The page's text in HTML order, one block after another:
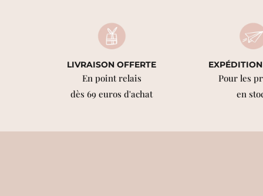
LIVRAISON OFFERTE
En point relais
dès 69 euros d'achat
Pour les
en